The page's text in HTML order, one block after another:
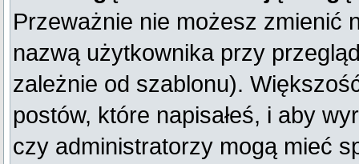
Przeważnie nie możesz zmienić
nazwą użytkownika przy
zależnie od szablonu).
postów, które napisałeś, i aby
czy administratorzy mogą mieć